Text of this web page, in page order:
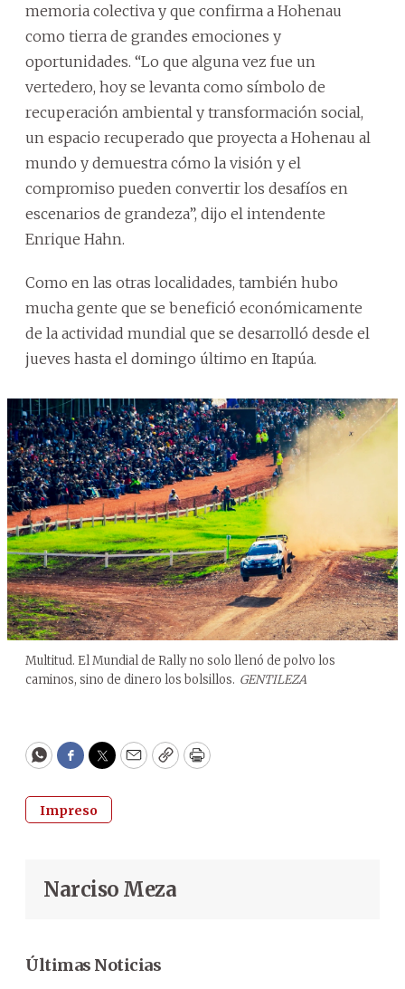
memoria colectiva y que confirma a Hohenau
como tierra de grandes emociones y
oportunidades. “Lo que alguna vez fue un
vertedero, hoy se levanta como símbolo de
recuperación ambiental y transformación social,
un espacio recuperado que proyecta a Hohenau al
mundo y demuestra cómo la visión y el
compromiso pueden convertir los desafíos en
escenarios de grandeza”, dijo el intendente
Enrique Hahn.
Como en las otras localidades, también hubo
mucha gente que se benefició económicamente
de la actividad mundial que se desarrolló desde el
jueves hasta el domingo último en Itapúa.
Multitud. El Mundial de Rally no solo llenó de polvo los
caminos, sino de dinero los bolsillos. GENTILEZA
WhatsApp
Facebook
Twitter
EmailCopyPrint
Impreso
Narciso Meza
Últimas Noticias